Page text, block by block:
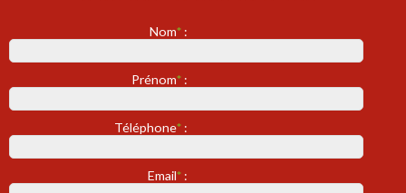
Nom* :
Prénom* :
Téléphone* :
Email* :